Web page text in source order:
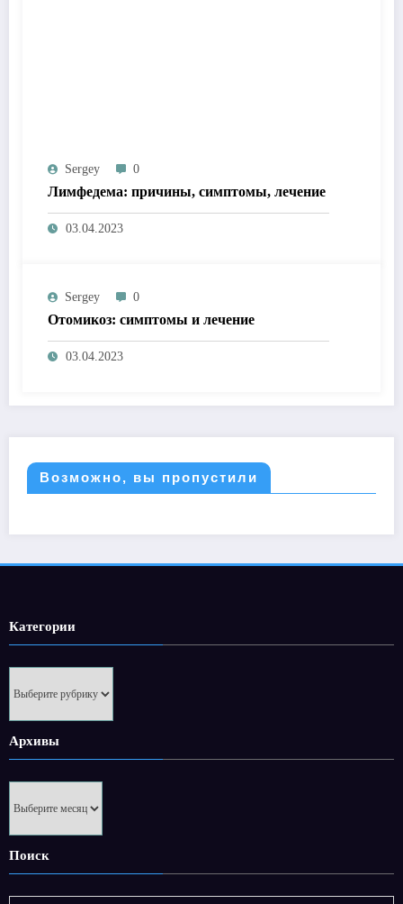
Sergey 0
Лимфедема: причины, симптомы, лечение
03.04.2023
Sergey 0
Отомикоз: симптомы и лечение
03.04.2023
Возможно, вы пропустили
Категории
Архивы
Поиск